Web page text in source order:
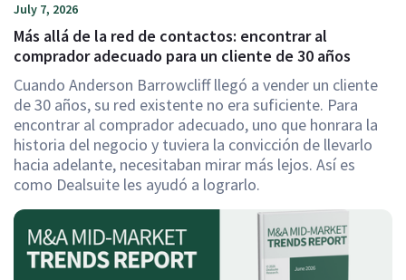
July 7, 2026
Más allá de la red de contactos: encontrar al
comprador adecuado para un cliente de 30 años
Cuando Anderson Barrowcliff llegó a vender un cliente
de 30 años, su red existente no era suficiente. Para
encontrar al comprador adecuado, uno que honrara la
historia del negocio y tuviera la convicción de llevarlo
hacia adelante, necesitaban mirar más lejos. Así es
como Dealsuite les ayudó a lograrlo.